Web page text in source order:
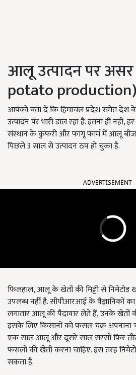
आलू उत्पादन पर
potato production)
आपको बता दें कि हिमाचल प्रदेश समेत देश
उत्पादन पर भारी डाल रहा है. इतना ही
संस्थान के कुफरी और फागू फार्म में आलू बीज
पिछले 3 साल से उत्पादन ठप हो चुका है.
ADVERTISEMENT
फिलहाल, आलू के खेतों की मिट्टी से
उपलब्ध नहीं है. सीपीआरआई के वैज्ञानिकों
लगातार आलू की पैदावार लेते हैं, उनके खेतों की
इसके लिए किसानों को फसल चक्र अपनाना
एक साल आलू और दूसरे साल सरसों फिर
फसलों की खेती करना चाहिए. इस तरह
सकता है.